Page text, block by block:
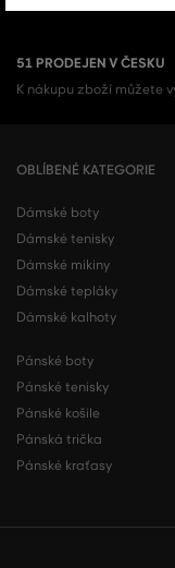
51 PRODEJEN V ČESKU
K nákupu zboží můžete
OBLÍBENÉ KATEGORIE
Dámské boty
Dámské tenisky
Dámské mikiny
Dámské tepláky
Dámské kalhoty
Pánské boty
Pánské tenisky
Pánské košile
Pánská trička
Pánské kraťasy